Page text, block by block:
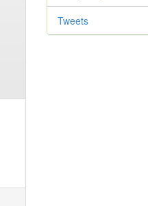
Tweets